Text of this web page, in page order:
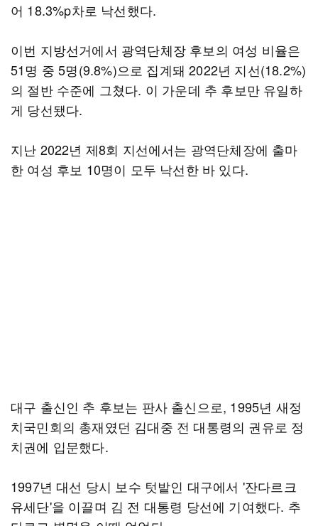
어 18.3%p차로 낙선했다.
이번 지방선거에서 광역단체장 후보의 여성 비율은
51명 중 5명(9.8%)으로 집계돼 2022년 지선(18.2%)
의 절반 수준에 그쳤다. 이 가운데 추 후보만 유일하
게 당선됐다.
지난 2022년 제8회 지선에서는 광역단체장에 출마
한 여성 후보 10명이 모두 낙선한 바 있다.
대구 출신인 추 후보는 판사 출신으로, 1995년 새정
치국민회의 총재였던 김대중 전 대통령의 권유로 정
치권에 입문했다.
1997년 대선 당시 보수 텃밭인 대구에서 '잔다르크
유세단'을 이끌며 김 전 대통령 당선에 기여했다. 추